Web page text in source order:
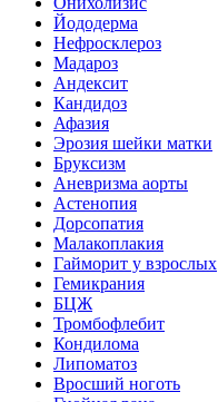
Йододерма
Нефросклероз
Мадароз
Андексит
Кандидоз
Афазия
Эрозия шейки матки
Бруксизм
Аневризма аорты
Астенопия
Дорсопатия
Малакоплакия
Гайморит у взрослых
Гемикрания
БЦЖ
Тромбофлебит
Кондилома
Липоматоз
Вросший ноготь